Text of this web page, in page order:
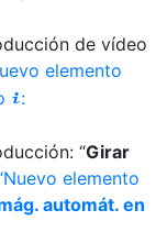
de vídeo
elemento
i:
“Girar
Nuevo elemento
automát. en